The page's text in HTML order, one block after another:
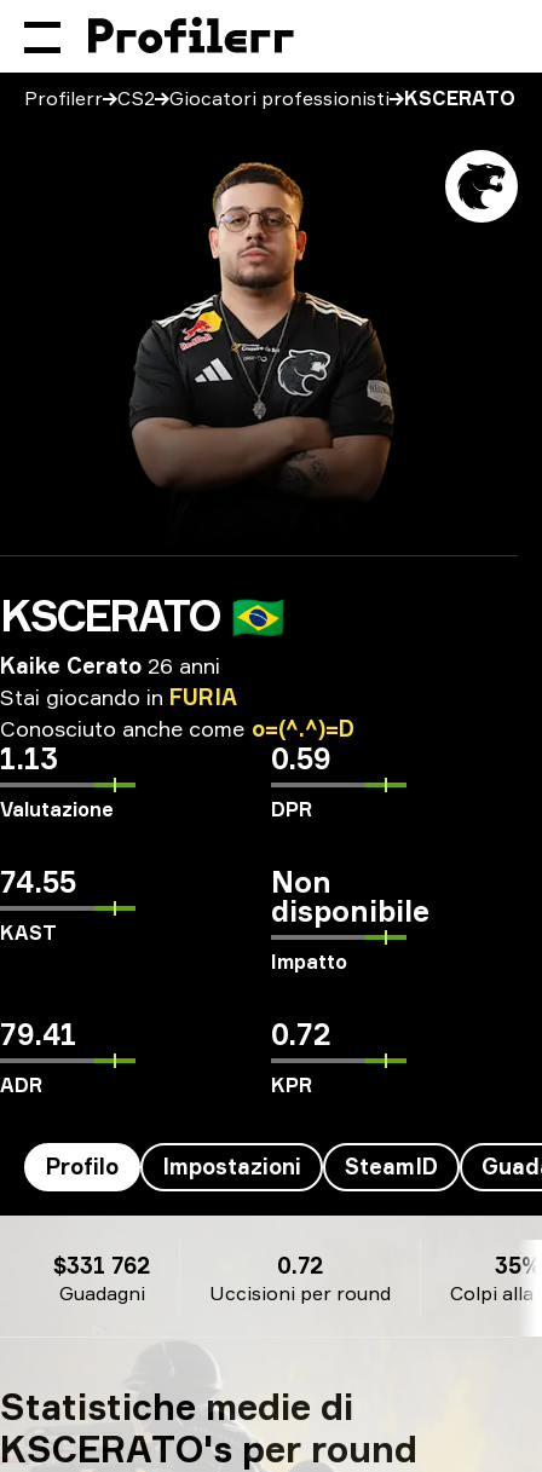
Profilerr CS2 Giocatori professionisti KSCERATO
KSCERATO 🇧🇷
Kaike Cerato 26 anni
Stai giocando in FURIA
Conosciuto anche come o=(^.^)=D
1.13
Valutazione
0.59
DPR
74.55
KAST
Non
disponibile
Impatto
79.41
ADR
0.72
KPR
Profilo Impostazioni SteamID
Guadagni
$331 762
Uccisioni per round
0.72
Colpi alla
35%
Statistiche medie di
KSCERATO's per round